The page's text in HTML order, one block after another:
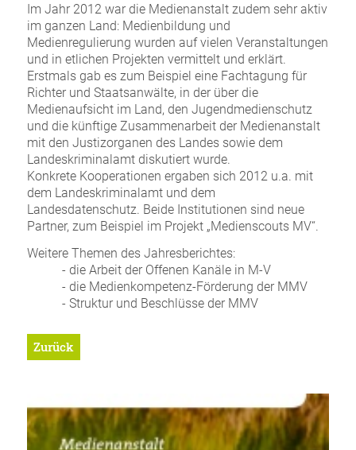
Im Jahr 2012 war die Medienanstalt zudem sehr aktiv
im ganzen Land: Medienbildung und
Medienregulierung wurden auf vielen Veranstaltungen
und in etlichen Projekten vermittelt und erklärt.
Erstmals gab es zum Beispiel eine Fachtagung für
Richter und Staatsanwälte, in der über die
Medienaufsicht im Land, den Jugendmedienschutz
und die künftige Zusammenarbeit der Medienanstalt
mit den Justizorganen des Landes sowie dem
Landeskriminalamt diskutiert wurde.
Konkrete Kooperationen ergaben sich 2012 u.a. mit
dem Landeskriminalamt und dem
Landesdatenschutz. Beide Institutionen sind neue
Partner, zum Beispiel im Projekt „Medienscouts MV“.
Weitere Themen des Jahresberichtes:
- die Arbeit der Offenen Kanäle in M-V
- die Medienkompetenz-Förderung der MMV
- Struktur und Beschlüsse der MMV
Zurück